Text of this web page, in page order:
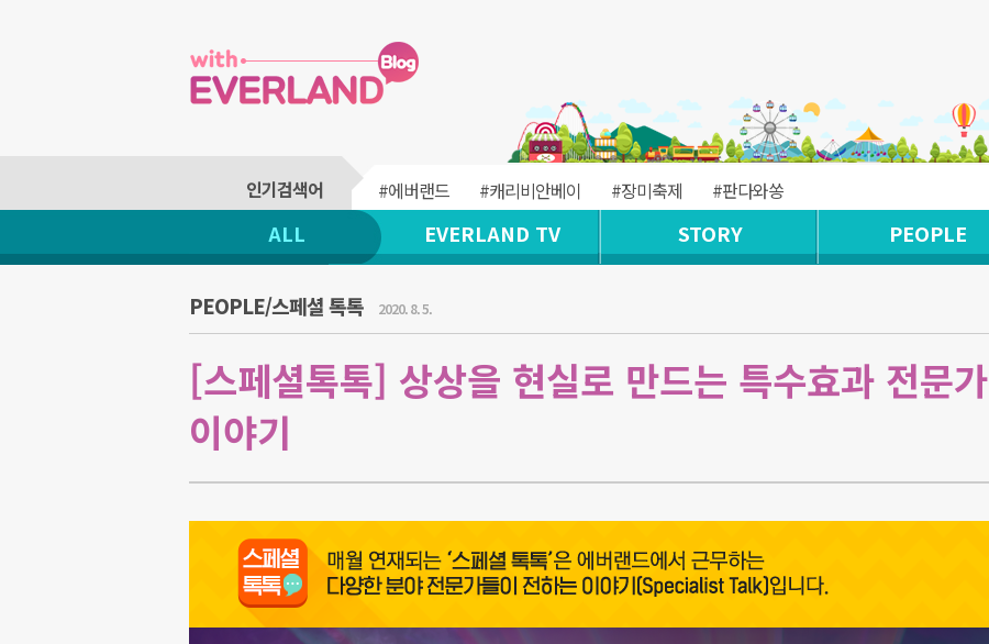
#에버랜드 #캐리비안베이 #장미축제 #판다와쏭
ALL EVERLAND TV STORY PEOPLE
PEOPLE/스페셜 톡톡 2020. 8. 5.
[스페셜톡톡] 상상을 현실로 만드는 특수효과 전문가
이야기